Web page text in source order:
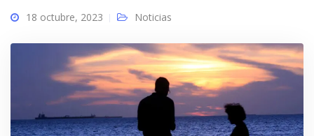
18 octubre, 2023 Noticias